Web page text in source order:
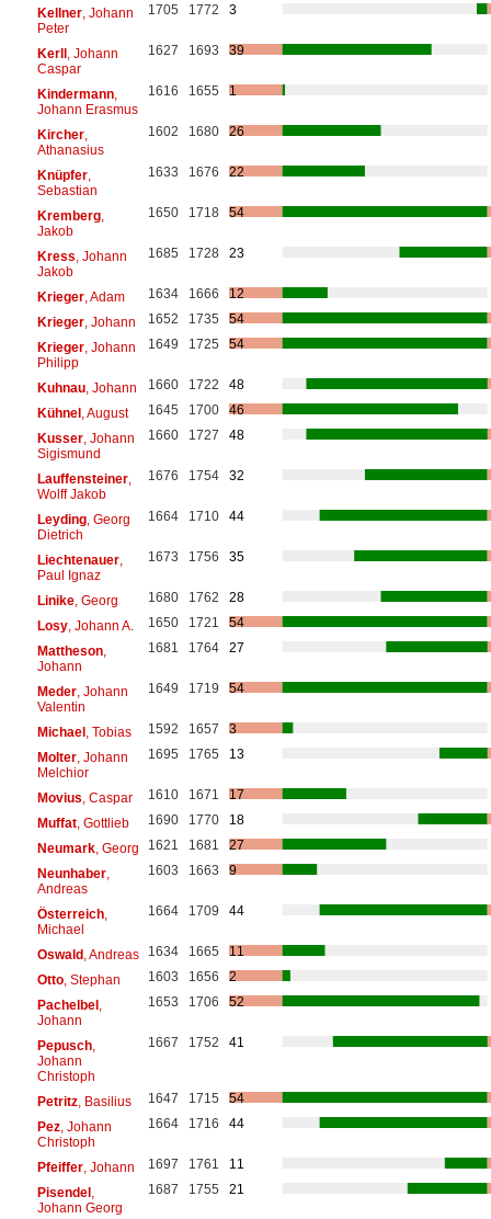
Kellner, Johann
Peter
1705 1772 3
Kerll, Johann
Caspar
1627 1693 39
Kindermann,
Johann Erasmus
1616 1655 1
Kircher,
Athanasius
1602 1680 26
Knüpfer,
Sebastian
1633 1676 22
Kremberg,
Jakob
1650 1718 54
Kress , Johann
Jakob
1685 1728 23
Krieger, Adam 1634 1666
12
Krieger, Johann 1652 1735
54
Krieger, Johann
Philipp
1649 1725 54
Kuhnau, Johann 1660 1722
48
Kühnel, August 1645 1700
46
Kusser, Johann
Sigismund
1660 1727 48
Lauffensteiner,
Wolff Jakob
1676 1754 32
Leyding, Georg
Dietrich
1664 1710 44
Liechtenauer,
Paul Ignaz
1673 1756 35
Linike, Georg 1680 1762
28
Losy, Johann A. 1650 1721
54
Mattheson,
Johann
1681 1764 27
Meder, Johann
Valentin
1649 1719 54
Michael, Tobias 1592 1657
3
Molter, Johann
Melchior
1695 1765 13
Movius , Caspar 1610 1671
17
Muffat, Gottlieb 1690 1770
18
Neumark, Georg 1621 1681
27
Neunhaber,
Andreas
1603 1663 9
Österreich,
Michael
1664 1709 44
Oswald, Andreas 1634 1665
11
Otto, Stephan 1603 1656
2
Pachelbel,
Johann
1653 1706 52
Pepusch,
Johann
Christoph
1667 1752 41
Petritz, Basilius 1647 1715
54
Pez, Johann
Christoph
1664 1716 44
Pfeiffer, Johann 1697 1761
11
Pisendel,
Johann Georg
1687 1755 21